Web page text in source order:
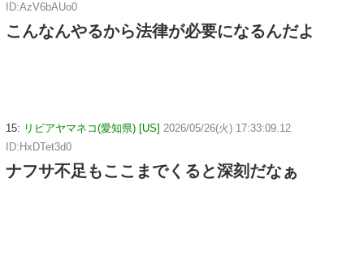
ID:AzV6bAUo0
こんなんやるから法律が必要になるんだよ
15: リビアヤマネコ(愛知県) [US] 2026/05/26(火) 17:33:09.12
ID:HxDTet3d0
ナフサ不足もここまでくると深刻だなぁ